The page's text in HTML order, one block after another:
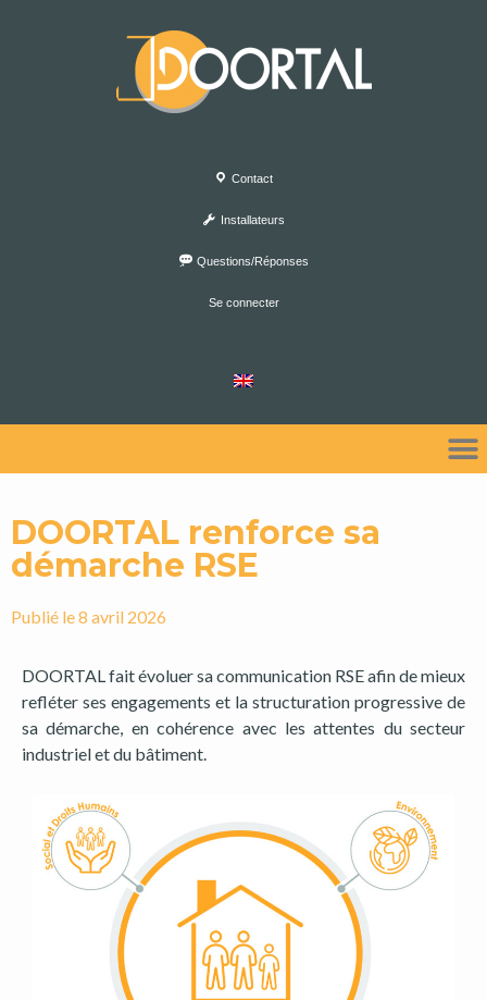
Contact
Installateurs
Questions/Réponses
Se connecter
DOORTAL renforce sa
démarche RSE
Publié le8 avril 2026
DOORTAL fait évoluer sa communication RSE afin de mieux
refléter ses engagements et la structuration progressive de
sa démarche, en cohérence avec les attentes du secteur
industriel et du bâtiment.